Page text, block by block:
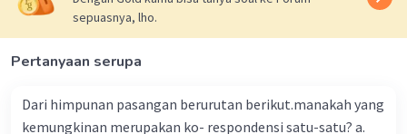
sepuasnya, lho.
Pertanyaan serupa
Dari himpunan pasangan berurutan berikut.manakah yang
kemungkinan merupakan ko- respondensi satu-satu? a.